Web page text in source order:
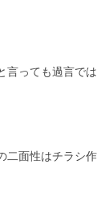
言っても過言で
二面性はチラシ